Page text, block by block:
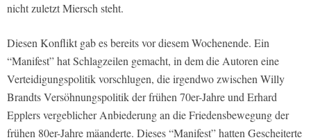
nicht zuletzt Miersch steht.
Diesen Konflikt gab es bereits vor diesem Wochenende. Ein
“Manifest” hat Schlagzeilen gemacht, in dem die Autoren eine
Verteidigungspolitik vorschlugen, die irgendwo zwischen Willy
Brandts Versöhnungspolitik der frühen 70er-Jahre und Erhard
Epplers vergeblicher Anbiederung an die Friedensbewegung der
frühen 80er-Jahre mäanderte. Dieses “Manifest” hatten Gescheiterte